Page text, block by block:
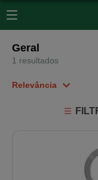
Geral
1 resultados
Relevância
Ordem Alfabética